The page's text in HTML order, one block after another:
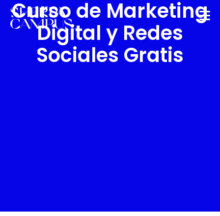
Curso de Marketing
Digital y Redes
Sociales Gratis